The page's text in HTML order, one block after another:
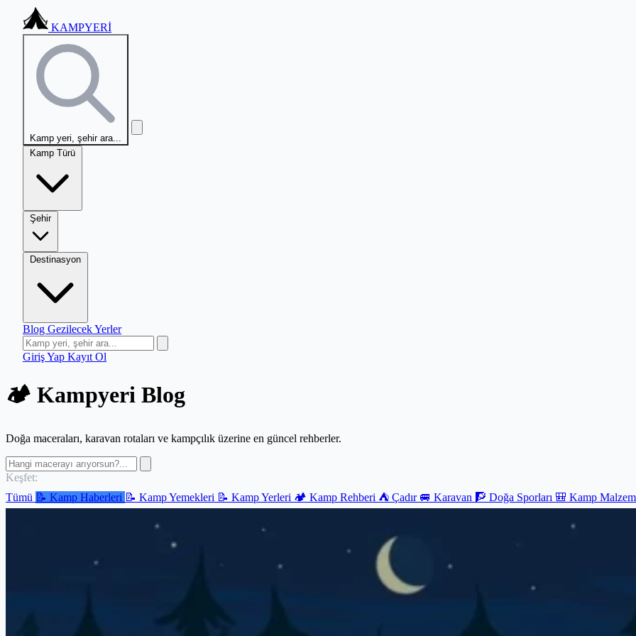
KAMPYERİ
Kamp yeri, şehir ara...
Kamp Türü
Şehir
Destinasyon
Blog Gezilecek Yerler
Giriş Yap Kayıt Ol
🏕️ Kampyeri Blog
Doğa maceraları, karavan rotaları ve kampçılık üzerine en güncel rehberler.
Keşfet:
Tümü 📝 Kamp Haberleri 📝 Kamp Yemekleri 📝 Kamp Yerleri 🏕️ Kamp Rehberi ⛺ Çadır 🚐 Karavan 🧗 Doğa Sporları 🎒 Kamp